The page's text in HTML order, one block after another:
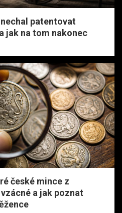
patentovat
jak na tom nakonec
české mince z
a jak poznat